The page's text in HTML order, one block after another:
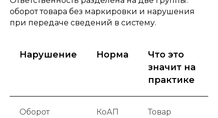
оборот товара без маркировки и нарушения
при передаче сведений в систему.
Нарушение Норма
Что это
значит на
практике
Оборот
КоАП
Товар